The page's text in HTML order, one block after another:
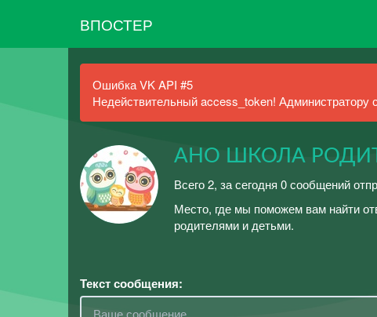
ВПОСТЕР
Ошибка VK API #5
Недействительный access_token! Администратору
АНО ШКОЛА
Всего 2, за сегодня 0 сообщений
Место, где мы поможем вам найти
родителями и детьми.
Текст сообщения: